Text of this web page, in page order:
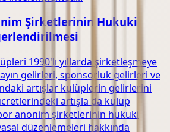
Şirketlerinin Hukuki
1990'lı yıllarda şirketleşmeye
gelirleri, sponsorluk gelirleri ve
artışlar kulüplerin gelirlerini
artışla da kulüp
anonim şirketlerinin hukuki
düzenlemeleri hakkında